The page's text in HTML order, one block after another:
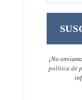
¡No
política de